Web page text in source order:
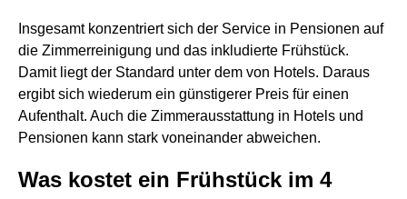
Insgesamt konzentriert sich der Service in Pensionen auf
die Zimmerreinigung und das inkludierte Frühstück.
Damit liegt der Standard unter dem von Hotels. Daraus
ergibt sich wiederum ein günstigerer Preis für einen
Aufenthalt. Auch die Zimmerausstattung in Hotels und
Pensionen kann stark voneinander abweichen.
Was kostet ein Frühstück im 4